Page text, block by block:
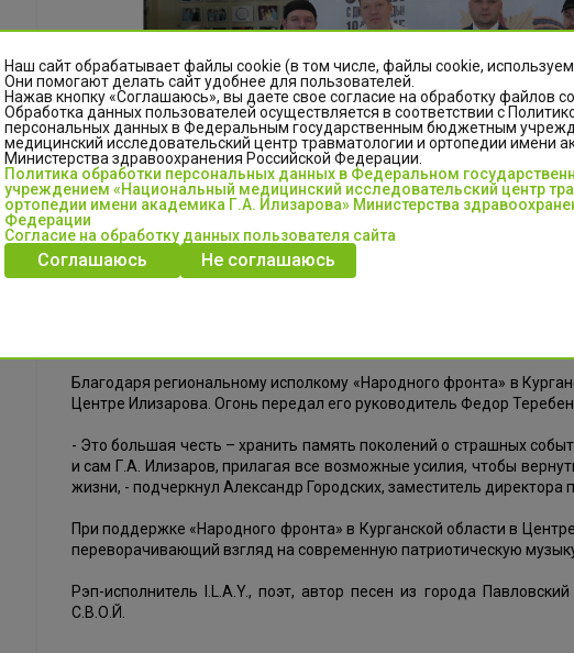
У Могилы Неизвестного Солдата в Москве стартовала акция
дорогам более 25 тысяч километров. Огонь будет передаваться
и волонтеры «РЖД».
Огонь с Могилы Неизвестного Солдата зажжется в 29 городах,
Благодаря региональному исполкому «Народного фронта» в
Центре Илизарова. Огонь передал его руководитель Федор
- Это большая честь – хранить память поколений о страшных
и сам Г.А. Илизаров, прилагая все возможные усилия, чтобы
жизни, - подчеркнул Александр Городских, заместитель директора
При поддержке «Народного фронта» в Курганской области в
переворачивающий взгляд на современную патриотическую
Рэп-исполнитель I.L.A.Y., поэт, автор песен из города
С.В.О.Й.
Наш сайт обрабатывает файлы cookie (в том числе, файлы cookie,
Они помогают делать сайт удобнее для пользователей.
Нажав кнопку «Соглашаюсь», вы даете свое согласие на обработку файлов
Обработка данных пользователей осуществляется в соответствии с
персональных данных в Федеральным государственным бюджетным
медицинский исследовательский центр травматологии и ортопедии имени
Министерства здравоохранения Российской Федерации.
Политика обработки персональных данных в Федеральном
учреждением «Национальный медицинский исследовательский центр
ортопедии имени академика Г.А. Илизарова» Министерства
Федерации
Согласие на обработку данных пользователя сайта
Соглашаюсь Не соглашаюсь